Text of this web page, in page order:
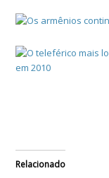
Relacionado